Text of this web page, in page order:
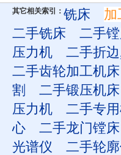
其它相关索引： 铣床 加
二手铣床
二手
压力机
二手折
二手齿轮加工机床
割
二手锻压机床
压力机
二手专
心
二手龙门镗床
光谱仪
二手轮